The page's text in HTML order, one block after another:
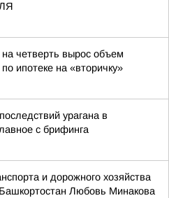
четверть вырос объем
ипотеке на «вторичку»
урагана в
с брифинга
и дорожного хозяйства
Любовь Минакова